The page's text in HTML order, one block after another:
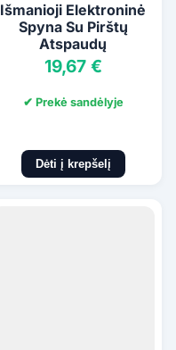
Išmanioji Elektroninė
Spyna Su Pirštų
Atspaudų
19,67 €
✔ Prekė sandėlyje
Dėti į krepšelį